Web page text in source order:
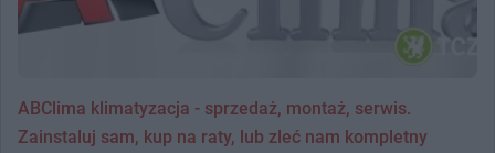
ABClima klimatyzacja - sprzedaż, montaż, serwis.
Zainstaluj sam, kup na raty, lub zleć nam kompletny